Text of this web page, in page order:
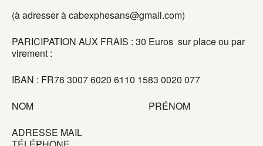
(à adresser à cabexphesans@gmail.com)
PARICIPATION AUX FRAIS : 30 Euros sur place ou par
virement :
IBAN : FR76 3007 6020 6110 1583 0020 077
NOM PRÉNOM
ADRESSE MAIL